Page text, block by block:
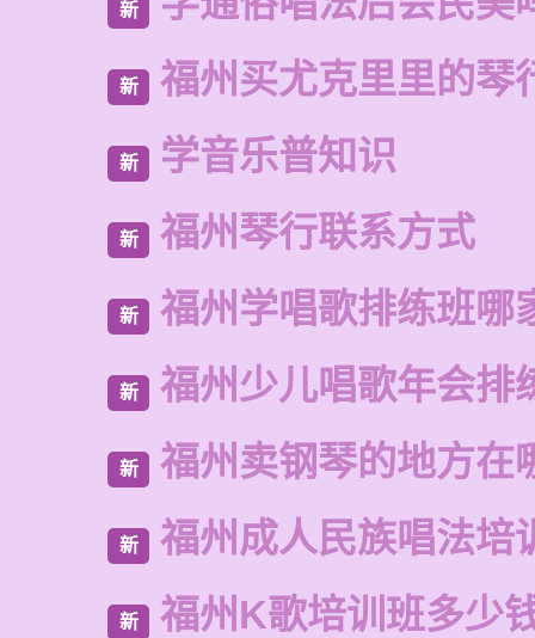
新
新 福州买尤克里里的琴
新 学音乐普知识
新 福州琴行联系方式
新 福州学唱歌排练班哪
新 福州少儿唱歌年会排
新 福州卖钢琴的地方在
新 福州成人民族唱法培
新 福州K歌培训班多少